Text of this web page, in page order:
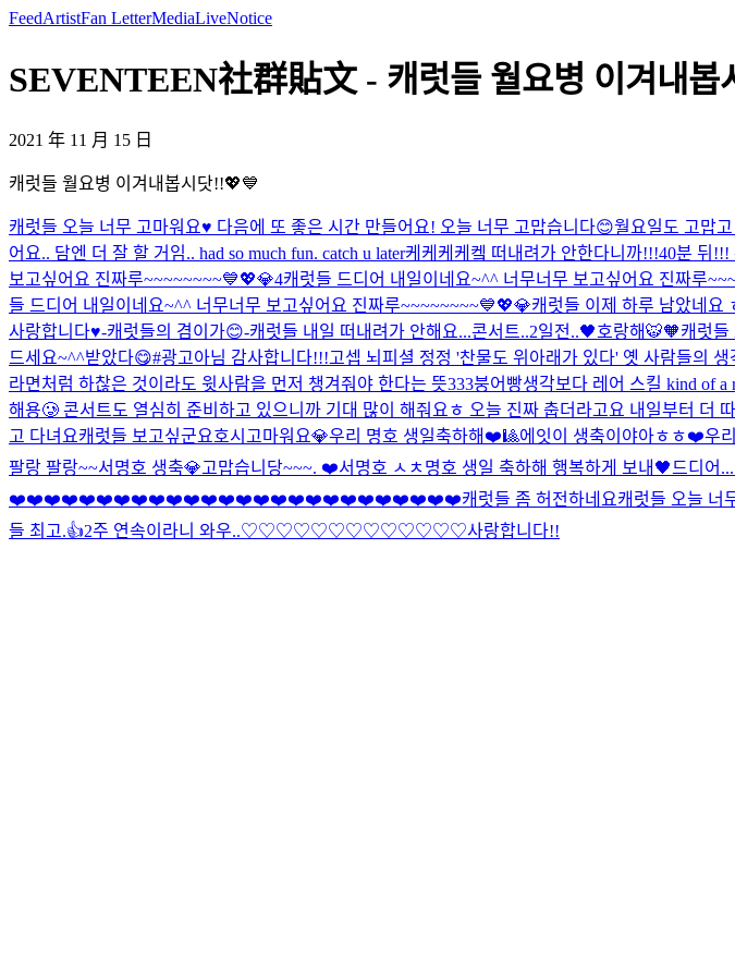
FeedArtistFan LetterMediaLiveNotice
SEVENTEEN社群貼文 - 캐럿들 월요병 이겨내
2021 年 11 月 15 日
캐럿들 월요병 이겨내봅시닷!!💖💙
캐럿들 오늘 너무 고마워요♥️ 다음에 또 좋은 시간 만들어요! 오늘 너무 고맙습니다😊월요일도 고맙
어요.. 담엔 더 잘 할 거임.. had so much fun. catch u later케케케케켘 떠내려가 안한다니까!!!40분 뒤
보고싶어요 진짜루~~~~~~~~💙💖💎4캐럿들 드디어 내일이네요~^^ 너무너무 보고싶어요 진짜루
들 드디어 내일이네요~^^ 너무너무 보고싶어요 진짜루~~~~~~~~💙💖💎캐럿들 이제 하루 남았네요
사랑합니다♥️-캐럿들의 겸이가😊-캐럿들 내일 떠내려가 안해요...콘서트..2일전..🖤호랑해🐯🧡캐럿들
드세요~^^받았다😋#광고아님 감사합니다!!!고셉 뇌피셜 정정 '찬물도 위아래가 있다' 옛 사람들의
라면처럼 하찮은 것이라도 윗사람을 먼저 챙겨줘야 한다는 뜻333붕어빵생각보다 레어 스킬 kind of a
해용🥲 콘서트도 열심히 준비하고 있으니까 기대 많이 해줘요ㅎ 오늘 진짜 춥더라고요 내일부터 더
고 다녀요캐럿들 보고싶군요호시 고마워요💎우리 명호 생일축하해❤️🎱에잇이 생축이야아ㅎㅎ❤️우
팔랑 팔랑~~서명호 생축💎고맙습니당~~~. ❤️서명호 ㅅㅊ 명호 생일 축하해 행복하게 보내🖤 드디어
❤️❤️❤️❤️❤️❤️❤️❤️❤️❤️❤️❤️❤️❤️❤️❤️❤️❤️❤️❤️❤️❤️❤️❤️❤️❤️캐럿들 좀 허전하네요캐럿들 오늘 너
들 최고.👍2주 연속이라니 와우..♡♡♡♡♡♡♡♡♡♡♡♡♡사랑합니다!!